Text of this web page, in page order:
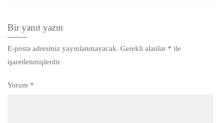
Bir yanıt yazın
E-posta adresiniz yayınlanmayacak. Gerekli alanlar * ile
işaretlenmişlerdir
Yorum *